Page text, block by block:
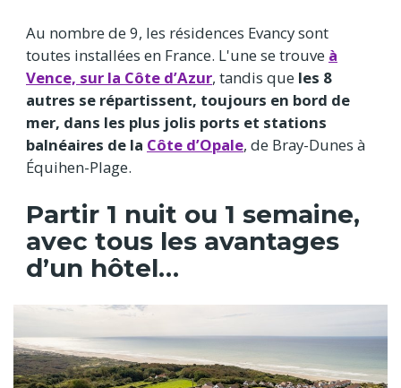
Au nombre de 9, les résidences Evancy sont
toutes installées en France. L'une se trouve à
Vence, sur la Côte d’Azur, tandis que les 8
autres se répartissent, toujours en bord de
mer, dans les plus jolis ports et stations
balnéaires de la Côte d’Opale, de Bray-Dunes à
Équihen-Plage.
Partir 1 nuit ou 1 semaine,
avec tous les avantages
d’un hôtel…